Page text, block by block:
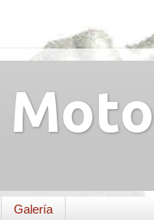
Moto
Galería